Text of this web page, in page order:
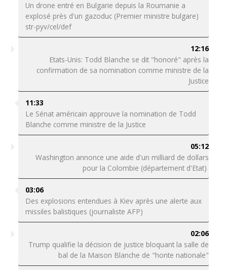
Un drone entré en Bulgarie depuis la Roumanie a
explosé près d'un gazoduc (Premier ministre bulgare)
str-pyv/cel/def
12:16
Etats-Unis: Todd Blanche se dit "honoré" après la
confirmation de sa nomination comme ministre de la
Justice
11:33
Le Sénat américain approuve la nomination de Todd
Blanche comme ministre de la Justice
05:12
Washington annonce une aide d'un milliard de dollars
pour la Colombie (département d'Etat)
03:06
Des explosions entendues à Kiev après une alerte aux
missiles balistiques (journaliste AFP)
02:06
Trump qualifie la décision de justice bloquant la salle de
bal de la Maison Blanche de "honte nationale"